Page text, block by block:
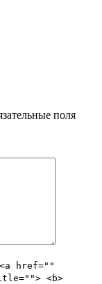
поля
<a href=""
<b>